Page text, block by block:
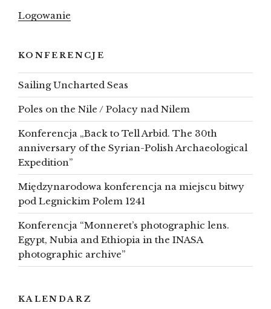
Logowanie
KONFERENCJE
Sailing Uncharted Seas
Poles on the Nile / Polacy nad Nilem
Konferencja „Back to Tell Arbid. The 30th
anniversary of the Syrian-Polish Archaeological
Expedition”
Międzynarodowa konferencja na miejscu bitwy
pod Legnickim Polem 1241
Konferencja “Monneret’s photographic lens.
Egypt, Nubia and Ethiopia in the INASA
photographic archive”
KALENDARZ